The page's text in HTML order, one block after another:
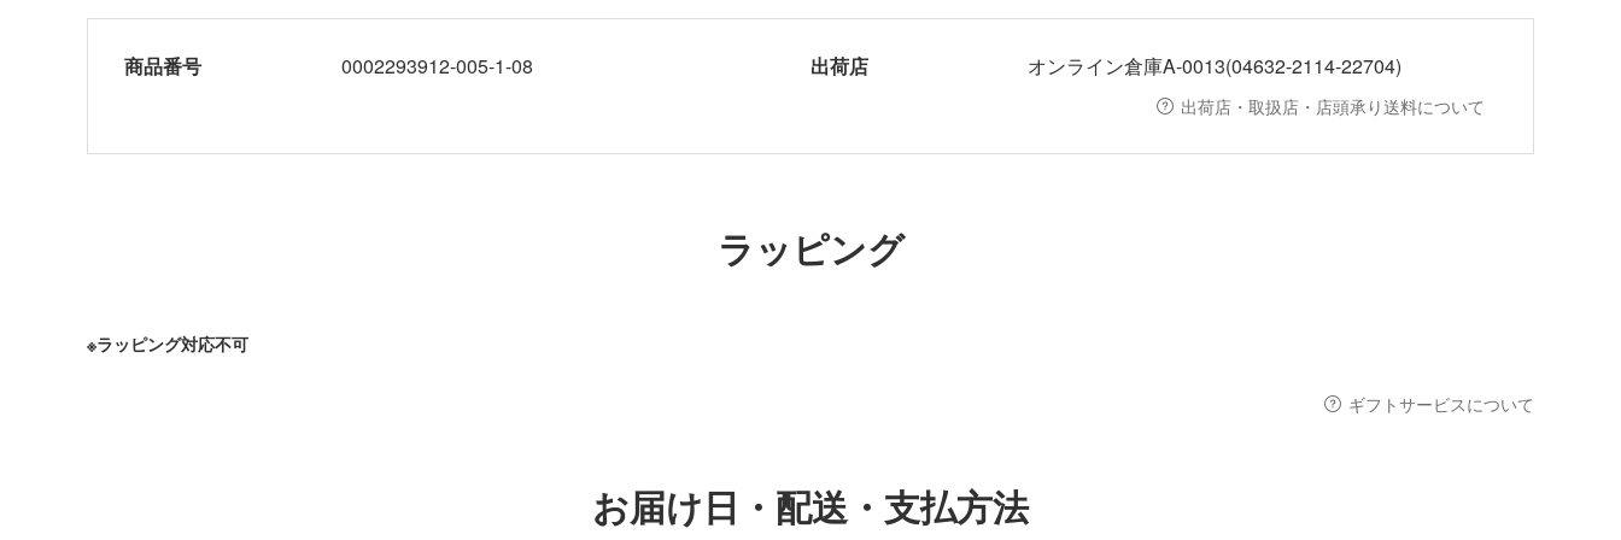
商品番号 0002293912-005-1-08 出荷店 オンライン倉庫A-0013(04632-2114-22704)
出荷店・取扱店・店頭承り送料について
ラッピング
※ラッピング対応不可
ギフトサービスについて
お届け日・配送・支払方法